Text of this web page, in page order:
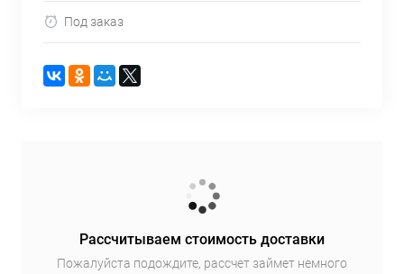
Под заказ
Рассчитываем стоимость доставки
Пожалуйста подождите, рассчет займет немного